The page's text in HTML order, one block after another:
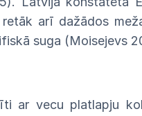
retāk arī dažādos
suga (Moisejevs
ar vecu platlapju